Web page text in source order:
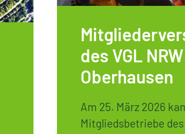
des VGL
Oberhausen
Am 25. März 2026
Mitgliedsbetriebe des